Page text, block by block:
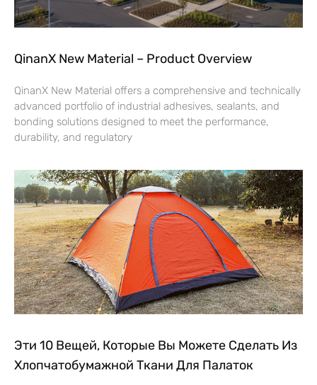
QinanX New Material – Product Overview
QinanX New Material offers a comprehensive and technically
advanced portfolio of industrial adhesives, sealants, and
bonding solutions designed to meet the performance,
durability, and regulatory
Эти 10 Вещей, Которые Вы Можете Сделать Из
Хлопчатобумажной Ткани Для Палаток